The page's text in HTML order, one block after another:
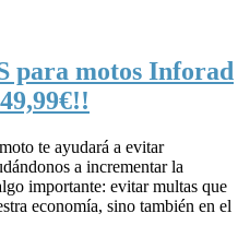
para motos Inforad
te ayudará a evitar
a incrementar la
importante: evitar multas que
economía, sino también en el